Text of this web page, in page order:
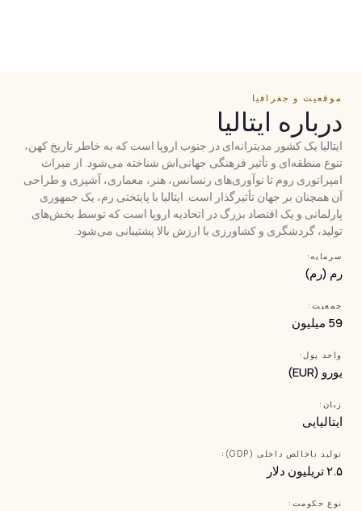
موقعیت و جغرافیا
درباره ایتالیا
ایتالیا یک کشور مدیترانه‌ای در جنوب اروپا است که به خاطر تاریخ کهن،
تنوع منطقه‌ای و تأثیر فرهنگی جهانی‌اش شناخته می‌شود. از میراث
امپراتوری روم تا نوآوری‌های رنسانس، هنر، معماری، آشپزی و طراحی
آن همچنان بر جهان تأثیرگذار است. ایتالیا با پایتختی رم، یک جمهوری
پارلمانی و یک اقتصاد بزرگ در اتحادیه اروپا است که توسط بخش‌های
تولید، گردشگری و کشاورزی با ارزش بالا پشتیبانی می‌شود.
سرمایه:
رم (رم)
جمعیت:
59 میلیون
واحد پول:
یورو (EUR)
زبان:
ایتالیایی
تولید ناخالص داخلی (GDP):
۲.۵ تریلیون دلار
نوع حکومت: